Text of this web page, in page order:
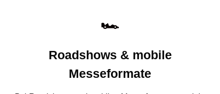
🏎️
Roadshows & mobile
Messeformate